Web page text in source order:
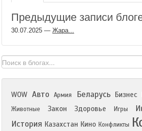
Предыдущие записи
30.07.2025 — Жара...
WOW Авто Армия Беларусь Бизнес
Животные
Закон Здоровье Игры
История Казахстан Кино Конфликты